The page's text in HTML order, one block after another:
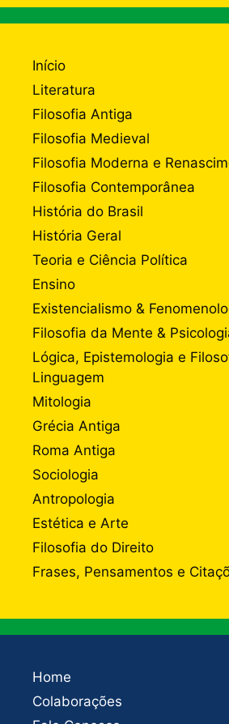
Início
Literatura
Filosofia Antiga
Filosofia Medieval
Filosofia Moderna e
Filosofia Contemporânea
História do Brasil
História Geral
Teoria e Ciência Política
Ensino
Existencialismo &
Filosofia da Mente &
Lógica, Epistemologia e
Linguagem
Mitologia
Grécia Antiga
Roma Antiga
Sociologia
Antropologia
Estética e Arte
Filosofia do Direito
Frases, Pensamentos e
Home
Colaborações